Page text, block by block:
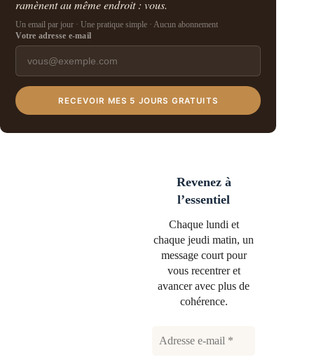
ramènent au même endroit : vous.
Un email par jour · Une pratique simple · Aucun abonnement
Votre adresse e-mail
RECEVOIR MES 5 JOURS GRATUITS
Revenez à
l’essentiel
Chaque lundi et
chaque jeudi matin, un
message court pour
vous recentrer et
avancer avec plus de
cohérence.